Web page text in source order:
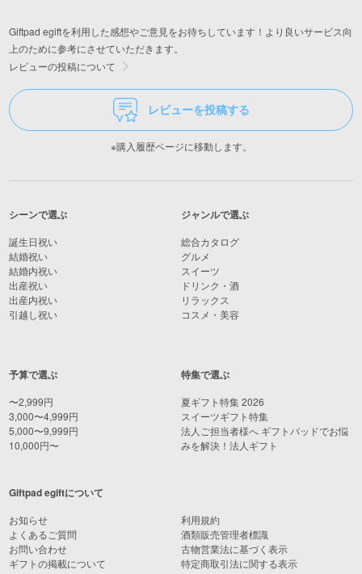
Giftpad egiftを利用した感想やご意見をお待ちしています！より良いサービス向
上のために参考にさせていただきます。
レビューの投稿について
レビューを投稿する
※購入履歴ページに移動します。
シーンで選ぶ
誕生日祝い
結婚祝い
結婚内祝い
出産祝い
出産内祝い
引越し祝い
予算で選ぶ
〜2,999円
3,000〜4,999円
5,000〜9,999円
10,000円〜
ジャンルで選ぶ
総合カタログ
グルメ
スイーツ
ドリンク・酒
リラックス
コスメ・美容
特集で選ぶ
夏ギフト特集 2026
スイーツギフト特集
法人ご担当者様へ ギフトパッドでお悩
みを解決！法人ギフト
Giftpad egiftについて
お知らせ
よくあるご質問
お問い合わせ
ギフトの掲載について
利用規約
酒類販売管理者標識
古物営業法に基づく表示
特定商取引法に関する表示